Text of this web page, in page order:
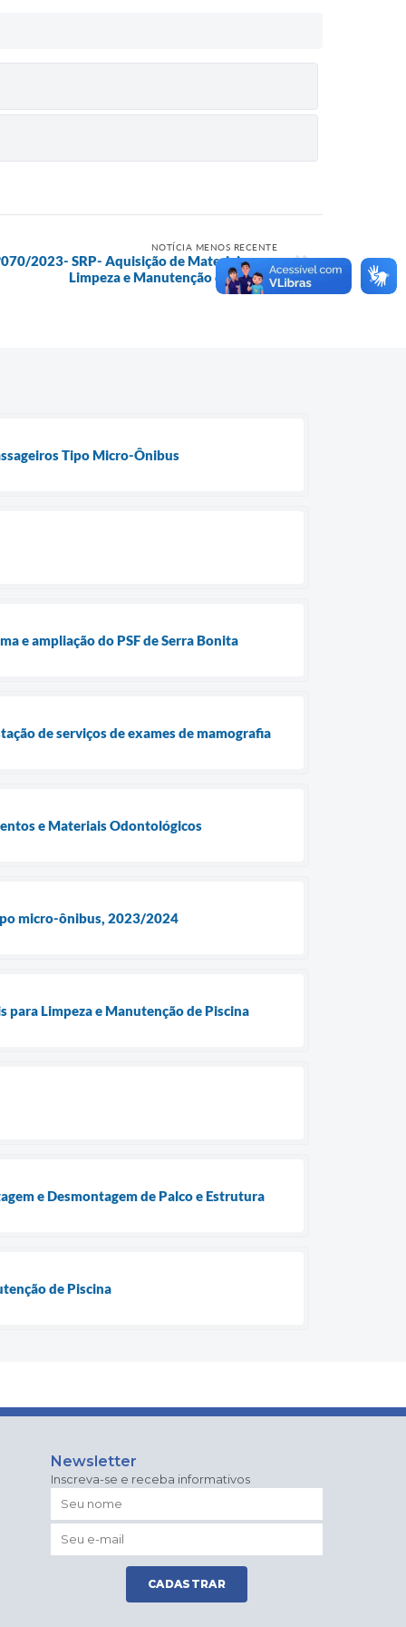
NOTÍCIA MENOS RECENTE
2023- SRP- Aquisição de Materiais para
Limpeza e Manutenção de Piscina
Tipo Micro-Ônibus
e ampliação do PSF de Serra Bonita
de serviços de exames de mamografia
e Materiais Odontológicos
micro-ônibus, 2023/2024
para Limpeza e Manutenção de Piscina
e Desmontagem de Palco e Estrutura
de Piscina
Newsletter
Inscreva-se e receba informativos
CADASTRAR